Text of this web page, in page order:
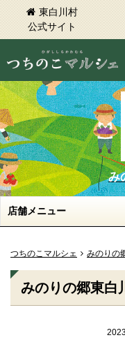
東白川村
公式サイト
東白川村 つちのこマルシェ
み
店舗メニュー
つちのこマルシェ みのりの
みのりの郷東白川